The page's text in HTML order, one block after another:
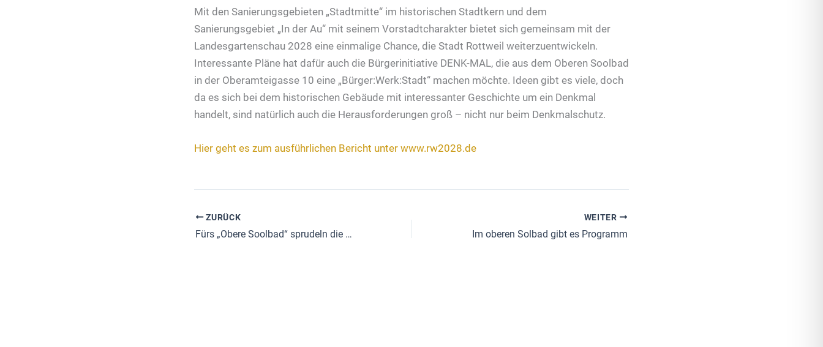
Mit den Sanierungsgebieten „Stadtmitte“ im historischen Stadtkern und dem
Sanierungsgebiet „In der Au“ mit seinem Vorstadtcharakter bietet sich gemeinsam mit der
Landesgartenschau 2028 eine einmalige Chance, die Stadt Rottweil weiterzuentwickeln.
Interessante Pläne hat dafür auch die Bürgerinitiative DENK-MAL, die aus dem Oberen Soolbad
in der Oberamteigasse 10 eine „Bürger:Werk:Stadt“ machen möchte. Ideen gibt es viele, doch
da es sich bei dem historischen Gebäude mit interessanter Geschichte um ein Denkmal
handelt, sind natürlich auch die Herausforderungen groß – nicht nur beim Denkmalschutz.
Hier geht es zum ausführlichen Bericht unter www.rw2028.de
ZURÜCK
Fürs „Obere Soolbad“ sprudeln die Zuschüsse
WEITER
Im oberen Solbad gibt es Programm